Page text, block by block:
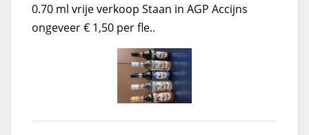
0.70 ml vrije verkoop Staan in AGP Accijns
ongeveer € 1,50 per fle..